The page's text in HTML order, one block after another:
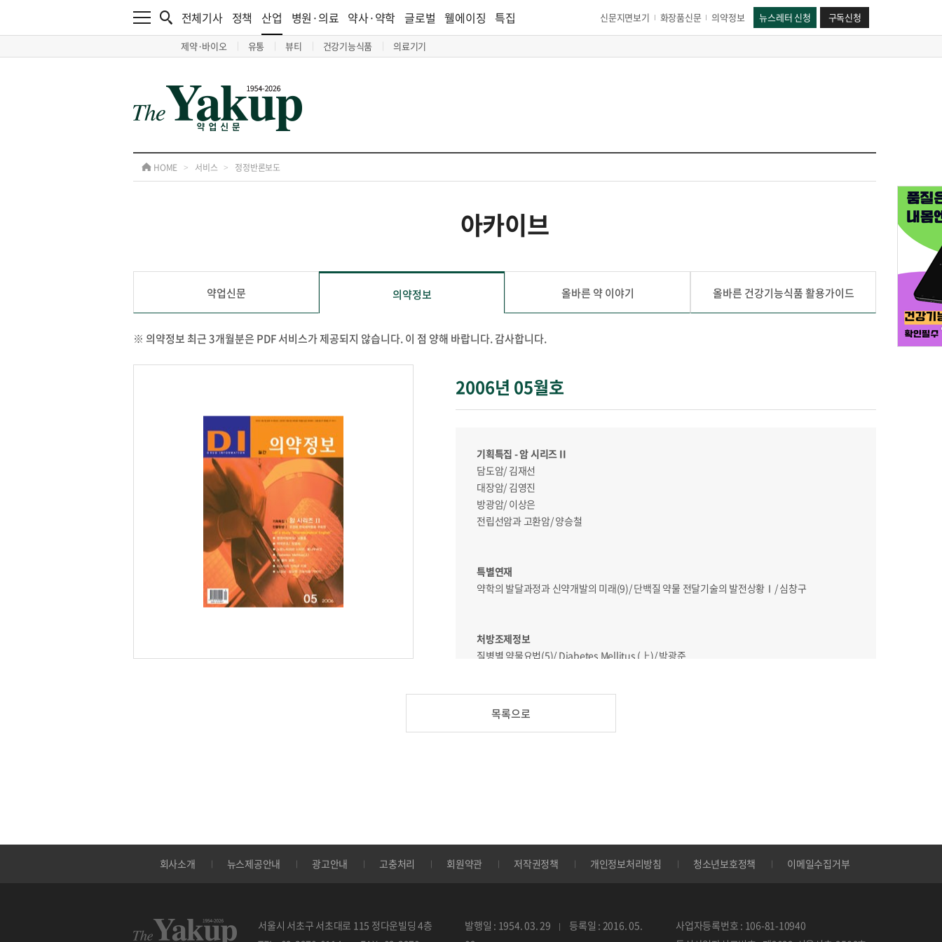
전체기사 정책 산업
제약·바이오 유통 뷰티 건강기능식품 의료기기
병원·의료 약사·약학 글로벌 웰에이징 특집 신문지면보기 화장품신문 의약정보 뉴스레터 신청 구독신청
HOME > 서비스 > 정정반론보도
아카이브
약업신문 의약정보 올바른 약 이야기 올바른 건강기능식품 활용가이드
※ 의약정보 최근 3개월분은 PDF 서비스가 제공되지 않습니다. 이 점 양해 바랍니다. 감사합니다.
2006년 05월호
기획특집 - 암 시리즈 II
담도암/ 김재선
대장암/ 김영진
방광암/ 이상은
전립선암과 고환암/ 양승철
특별연재
약학의 발달과정과 신약개발의 미래(9)/ 단백질 약물 전달기술의 발전상황Ⅰ/ 심창구
처방조제정보
질병별 약물요법(5)/ Diabetes Mellitus (上)/ 박광준
학술정보 I
병원처방해설(23)/ 뇌졸중/ 이승민
학술영어
약업만평
목록으로
회사소개 뉴스제공안내 광고안내 고충처리 회원약관 저작권정책 개인정보처리방침 청소년보호정책 이메일수집거부
서울시 서초구 서초대로 115 정다운빌딩 4층
발행일 : 1954. 03. 29
등록일 : 2016. 05.
사업자등록번호 : 106-81-10940